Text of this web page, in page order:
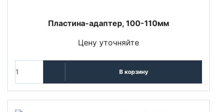
Пластина-адаптер, 100-110мм
Цену уточняйте
В корзину